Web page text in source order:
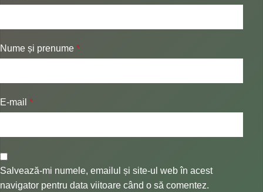
Nume și prenume*
E-mail*
Salvează-mi numele, emailul și site-ul web în acest
navigator pentru data viitoare când o să comentez.